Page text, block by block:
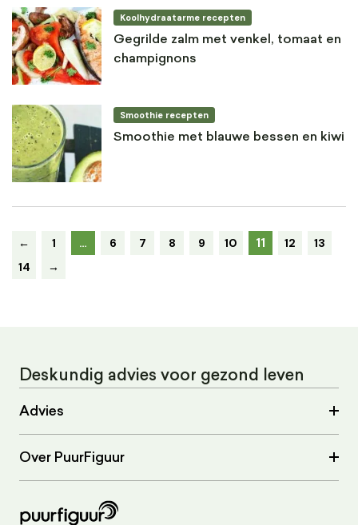
Koolhydraatarme recepten
Gegrilde zalm met venkel, tomaat en
champignons
Smoothie recepten
Smoothie met blauwe bessen en kiwi
← 1 … 6 7 8 9 10 11 12
13
14
→
Deskundig advies voor gezond leven
Advies
Over PuurFiguur